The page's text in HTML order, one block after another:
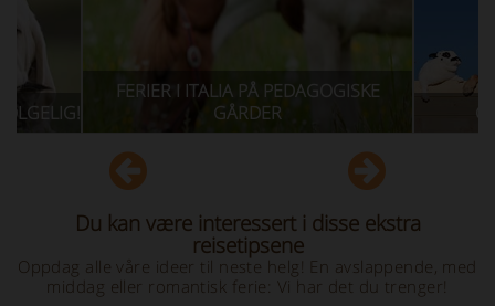
FERIER I ITALIA PÅ PEDAGOGISKE
Du kan være interessert i disse ekstra
reisetipsene
Oppdag alle våre ideer til neste helg! En avslappende, med
middag eller romantisk ferie: Vi har det du trenger!